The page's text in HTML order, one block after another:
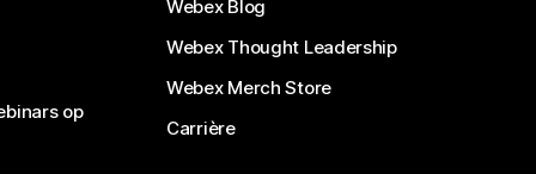
op
Webex Blog
Webex Thought Leadership
Webex Merch Store
Carrière